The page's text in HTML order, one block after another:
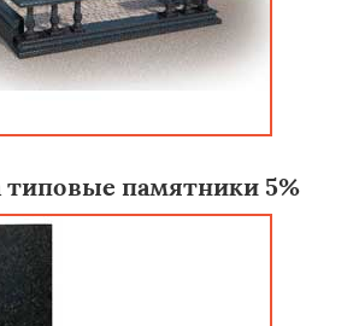
типовые памятники 5%